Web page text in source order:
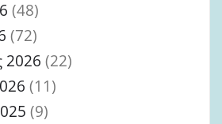
(48)
(72)
2026 (22)
(11)
(9)